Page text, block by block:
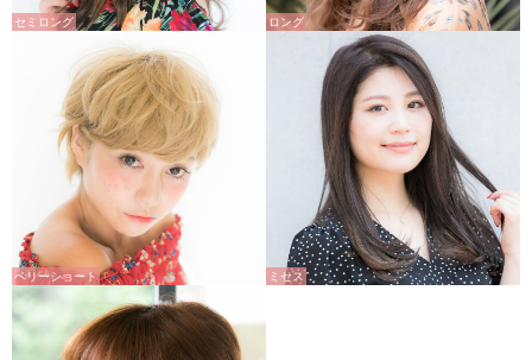
セミロング ロング
ベリーショート ミセス